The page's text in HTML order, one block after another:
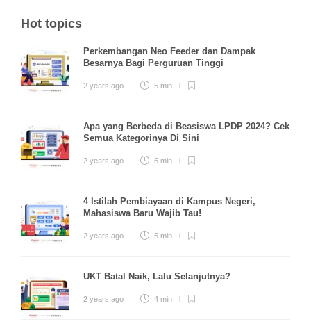
Hot topics
Perkembangan Neo Feeder dan Dampak
Besarnya Bagi Perguruan Tinggi
2 years ago 5 min
Apa yang Berbeda di Beasiswa LPDP 2024? Cek
Semua Kategorinya Di Sini
2 years ago 6 min
4 Istilah Pembiayaan di Kampus Negeri,
Mahasiswa Baru Wajib Tau!
2 years ago 5 min
UKT Batal Naik, Lalu Selanjutnya?
2 years ago 4 min